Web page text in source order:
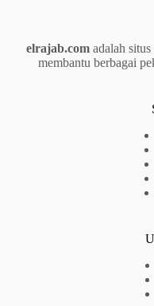
elrajab.com adalah
membantu berbagai